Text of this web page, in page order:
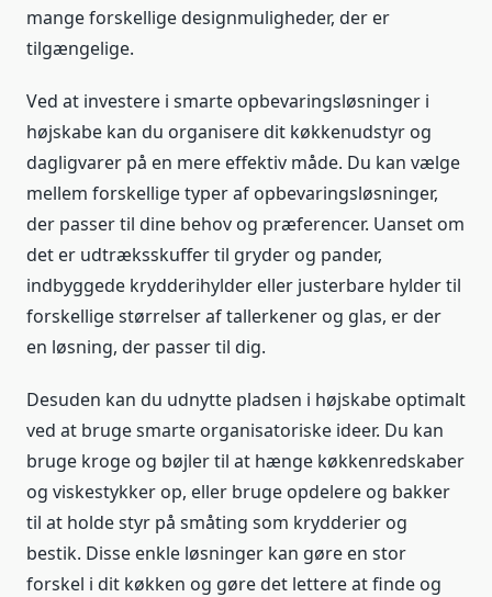
mange forskellige designmuligheder, der er
tilgængelige.
Ved at investere i smarte opbevaringsløsninger i
højskabe kan du organisere dit køkkenudstyr og
dagligvarer på en mere effektiv måde. Du kan vælge
mellem forskellige typer af opbevaringsløsninger,
der passer til dine behov og præferencer. Uanset om
det er udtræksskuffer til gryder og pander,
indbyggede krydderihylder eller justerbare hylder til
forskellige størrelser af tallerkener og glas, er der
en løsning, der passer til dig.
Desuden kan du udnytte pladsen i højskabe optimalt
ved at bruge smarte organisatoriske ideer. Du kan
bruge kroge og bøjler til at hænge køkkenredskaber
og viskestykker op, eller bruge opdelere og bakker
til at holde styr på småting som krydderier og
bestik. Disse enkle løsninger kan gøre en stor
forskel i dit køkken og gøre det lettere at finde og